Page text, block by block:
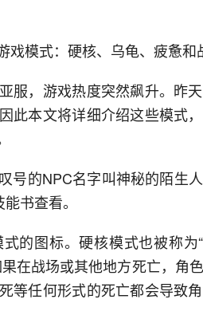
模式：硬核、乌龟、疲惫和
服，游戏热度突然飙升。昨
此本文将详细介绍这些模式
号的NPC名字叫神秘的陌生
书查看。
的图标。硬核模式也被称为
在战场或其他地方死亡，角
等任何形式的死亡都会导致